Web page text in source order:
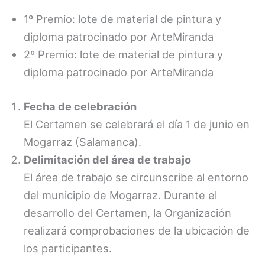
1º Premio: lote de material de pintura y
diploma patrocinado por ArteMiranda
2º Premio: lote de material de pintura y
diploma patrocinado por ArteMiranda
Fecha de celebración
El Certamen se celebrará el día 1 de junio en
Mogarraz (Salamanca).
Delimitación del área de trabajo
El área de trabajo se circunscribe al entorno
del municipio de Mogarraz. Durante el
desarrollo del Certamen, la Organización
realizará comprobaciones de la ubicación de
los participantes.